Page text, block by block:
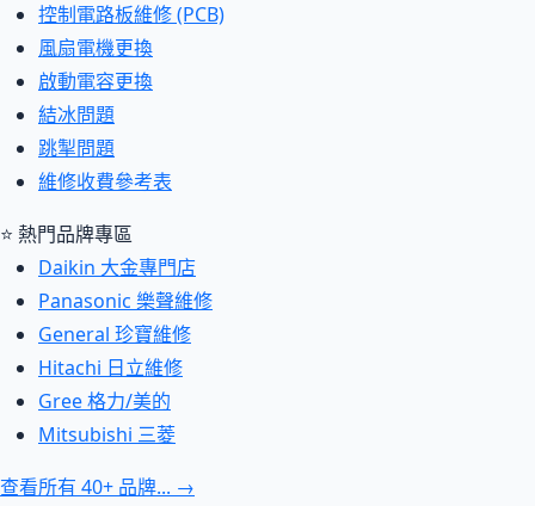
控制電路板維修 (PCB)
風扇電機更換
啟動電容更換
結冰問題
跳掣問題
維修收費參考表
⭐ 熱門品牌專區
Daikin 大金專門店
Panasonic 樂聲維修
General 珍寶維修
Hitachi 日立維修
Gree 格力/美的
Mitsubishi 三菱
查看所有 40+ 品牌... →